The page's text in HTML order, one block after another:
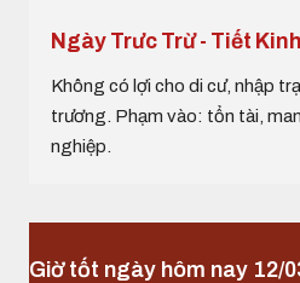
Ngày Trưc Trừ - Tiết
Không có lợi cho di cư, nhập
trương. Phạm vào: tổn tài,
nghiệp.
Giờ tốt ngày hôm nay 12/